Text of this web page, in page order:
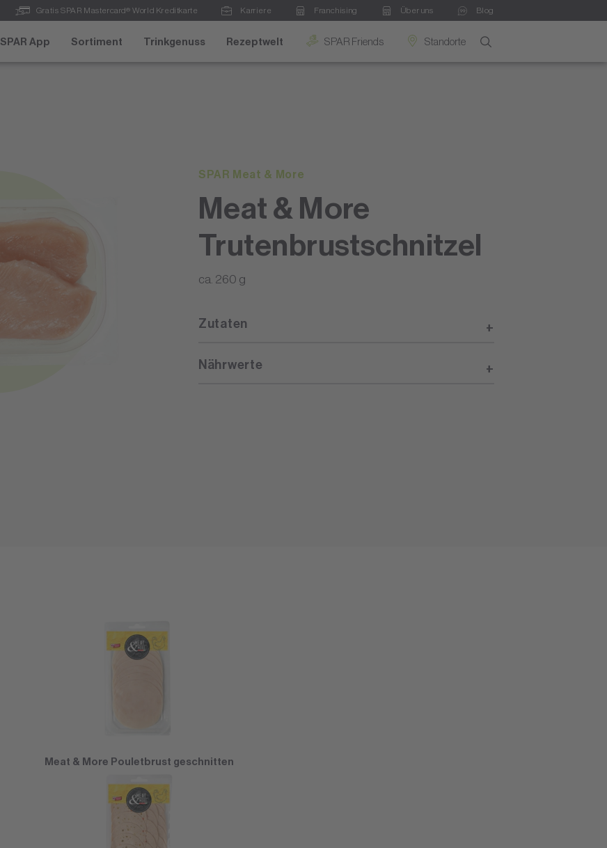
Gratis SPAR Mastercard® World Kreditkarte Karriere Franchising Über uns Blog
SPAR App Sortiment Trinkgenuss Rezeptwelt SPAR Friends Standorte
SPAR Meat & More
Meat & More
Trutenbrustschnitzel
ca. 260 g
Zutaten
Nährwerte
Meat & More Pouletbrust geschnitten